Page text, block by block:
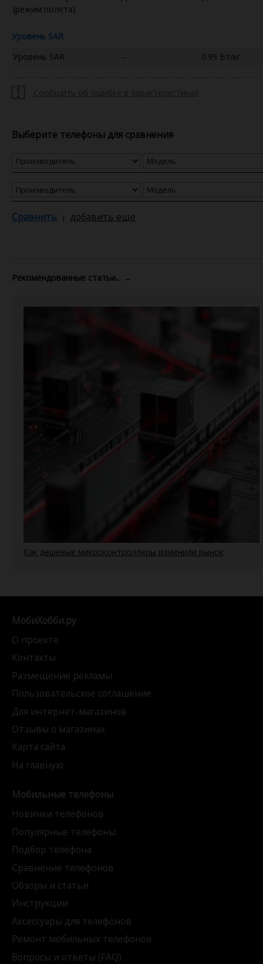
(режим полета)
Уровень SAR
Уровень SAR
-- 0.99 Вт/кг
Выберите телефоны для сравнения
Сравнить добавить еще
Рекомендованные статьи... →
Как дешевые микроконтроллеры изменили рынок
МобиХобби.ру
О проекте
Контакты
Размещение рекламы
Пользовательское соглашение
Для интернет-магазинов
Отзывы о магазинах
Карта сайта
На главную
Мобильные телефоны
Новинки телефонов
Популярные телефоны
Подбор телефона
Сравнение телефонов
Обзоры и статьи
Инструкции
Аксессуары для телефонов
Ремонт мобильных телефонов
Вопросы и ответы (FAQ)